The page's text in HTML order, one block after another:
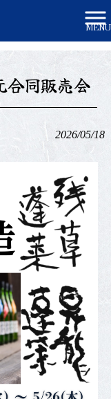
MENU
合同販売会
2026/05/18